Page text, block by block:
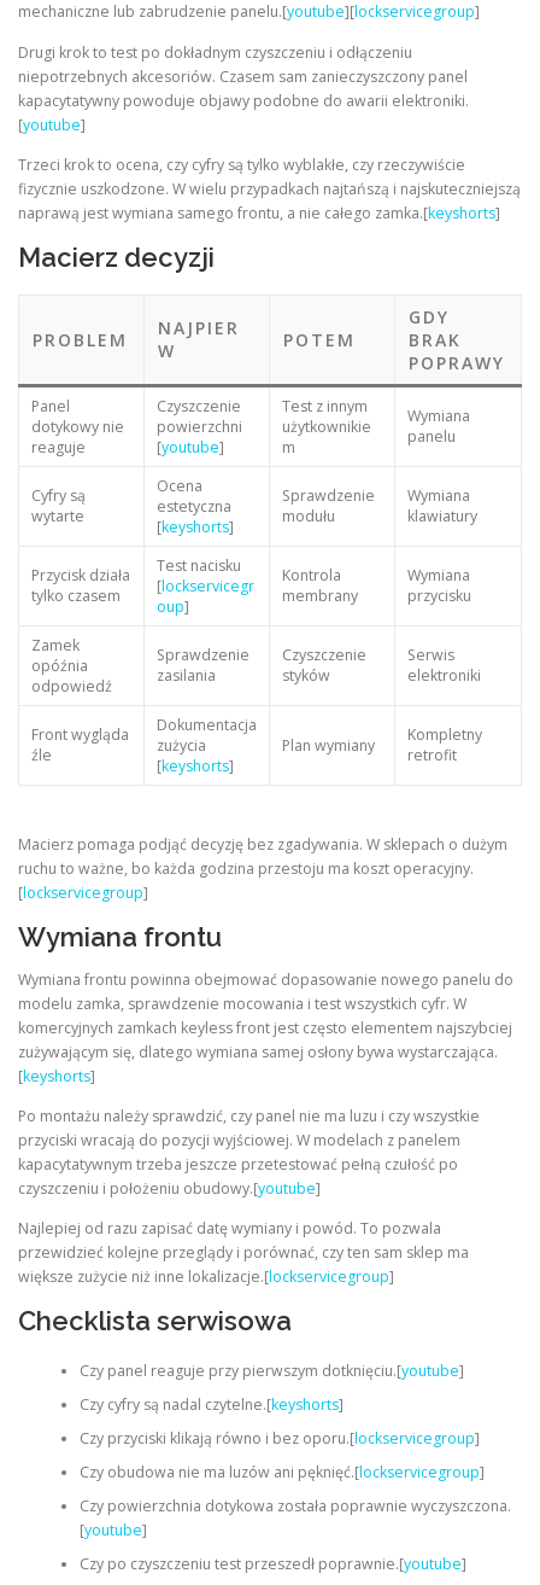
mechaniczne lub zabrudzenie panelu.[youtube][lockservicegroup]
Drugi krok to test po dokładnym czyszczeniu i odłączeniu
niepotrzebnych akcesoriów. Czasem sam zanieczyszczony panel
kapacytatywny powoduje objawy podobne do awarii elektroniki.
[youtube]
Trzeci krok to ocena, czy cyfry są tylko wyblakłe, czy rzeczywiście
fizycznie uszkodzone. W wielu przypadkach najtańszą i najskuteczniejszą
naprawą jest wymiana samego frontu, a nie całego zamka.[keyshorts]
Macierz decyzji
PROBLEM
NAJPIER
W
POTEM
GDY
BRAK
POPRAWY
Panel
dotykowy nie
reaguje
Czyszczenie
powierzchni
[youtube]
Test z innym
użytkownikie
m
Wymiana
panelu
Cyfry są
wytarte
Ocena
estetyczna
[keyshorts]
Sprawdzenie
modułu
Wymiana
klawiatury
Przycisk działa
tylko czasem
Test nacisku
[lockservicegr
oup]
Kontrola
membrany
Wymiana
przycisku
Zamek
opóźnia
odpowiedź
Sprawdzenie
zasilania
Czyszczenie
styków
Serwis
elektroniki
Front wygląda
źle
Dokumentacja
zużycia
[keyshorts]
Plan wymiany
Kompletny
retrofit
Macierz pomaga podjąć decyzję bez zgadywania. W sklepach o dużym
ruchu to ważne, bo każda godzina przestoju ma koszt operacyjny.
[lockservicegroup]
Wymiana frontu
Wymiana frontu powinna obejmować dopasowanie nowego panelu do
modelu zamka, sprawdzenie mocowania i test wszystkich cyfr. W
komercyjnych zamkach keyless front jest często elementem najszybciej
zużywającym się, dlatego wymiana samej osłony bywa wystarczająca.
[keyshorts]
Po montażu należy sprawdzić, czy panel nie ma luzu i czy wszystkie
przyciski wracają do pozycji wyjściowej. W modelach z panelem
kapacytatywnym trzeba jeszcze przetestować pełną czułość po
czyszczeniu i położeniu obudowy.[youtube]
Najlepiej od razu zapisać datę wymiany i powód. To pozwala
przewidzieć kolejne przeglądy i porównać, czy ten sam sklep ma
większe zużycie niż inne lokalizacje.[lockservicegroup]
Checklista serwisowa
Czy panel reaguje przy pierwszym dotknięciu.[youtube]
Czy cyfry są nadal czytelne.[keyshorts]
Czy przyciski klikają równo i bez oporu.[lockservicegroup]
Czy obudowa nie ma luzów ani pęknięć.[lockservicegroup]
Czy powierzchnia dotykowa została poprawnie wyczyszczona.
[youtube]
Czy po czyszczeniu test przeszedł poprawnie.[youtube]